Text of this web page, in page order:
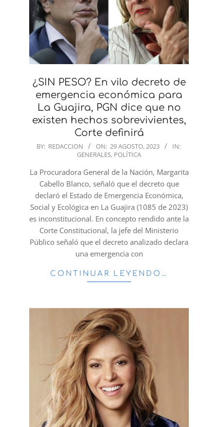
¿SIN PESO? En vilo decreto de
emergencia económica para
La Guajira, PGN dice que no
existen hechos sobrevivientes,
Corte definirá
2023-
29
BY: REDACCION ON: 29 AGOSTO, 2023
IN:
GENERALES, POLÍTICA
La Procuradora General de la Nación, Margarita
Cabello Blanco, señaló que el decreto que
declaró el Estado de Emergencia Económica,
Social y Ecológica en La Guajira (1085 de 2023)
es inconstitucional. En concepto rendido ante la
Corte Constitucional, la jefe del Ministerio
Público señaló que el decreto analizado declara
una emergencia con
CONTINUAR LEYENDO…